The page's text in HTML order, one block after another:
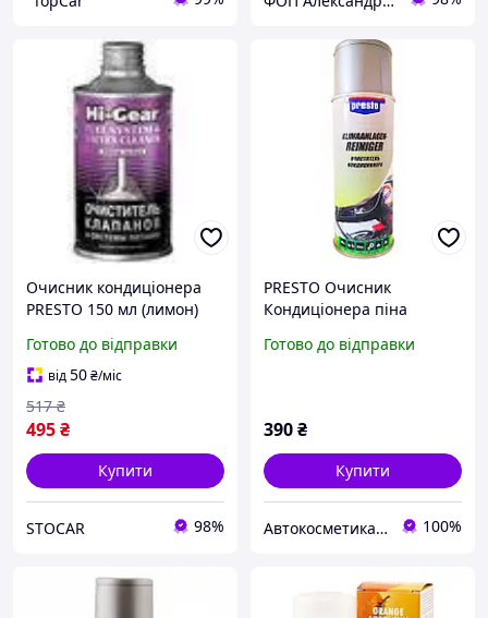
Очисник кондиціонера
PRESTO 150 мл (лимон)
Готово до відправки
від50₴/міс
495₴
517 ₴
Купити
STOCAR 98%
PRESTO Очисник
Кондиціонера піна
Готово до відправки
390₴
Купити
Автокосметика Автохімія Ароматизатори 100%